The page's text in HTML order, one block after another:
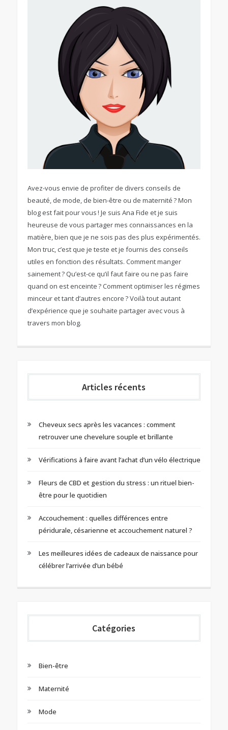
Avez-vous envie de profiter de divers conseils de
beauté, de mode, de bien-être ou de maternité ? Mon
blog est fait pour vous ! Je suis Ana Fide et je suis
heureuse de vous partager mes connaissances en la
matière, bien que je ne sois pas des plus expérimentés.
Mon truc, c’est que je teste et je fournis des conseils
utiles en fonction des résultats. Comment manger
sainement ? Qu’est-ce qu’il faut faire ou ne pas faire
quand on est enceinte ? Comment optimiser les régimes
minceur et tant d’autres encore ? Voilà tout autant
d’expérience que je souhaite partager avec vous à
travers mon blog.
Articles récents
Cheveux secs après les vacances : comment
retrouver une chevelure souple et brillante
Vérifications à faire avant l’achat d’un vélo électrique
Fleurs de CBD et gestion du stress : un rituel bien-
être pour le quotidien
Accouchement : quelles différences entre
péridurale, césarienne et accouchement naturel ?
Les meilleures idées de cadeaux de naissance pour
célébrer l’arrivée d’un bébé
Catégories
Bien-être
Maternité
Mode